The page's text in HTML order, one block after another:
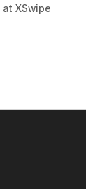
XSwipe